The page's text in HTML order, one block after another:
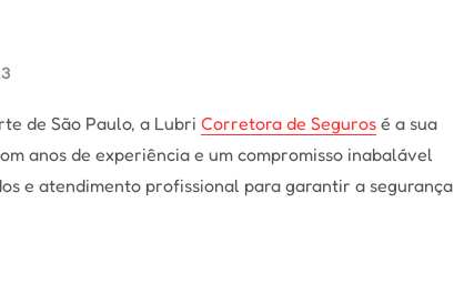
de São Paulo, a Lubri Corretora de Seguros é a sua
anos de experiência e um compromisso inabalável
e atendimento profissional para garantir a segurança